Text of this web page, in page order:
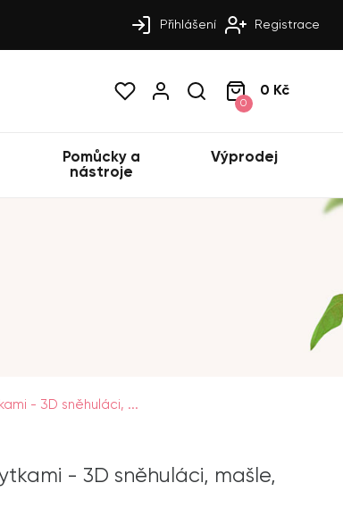
Přihlášení Registrace
0
0 Kč
Pomůcky a
nástroje
Výprodej
- 3D sněhuláci, ...
- 3D sněhuláci, mašle,